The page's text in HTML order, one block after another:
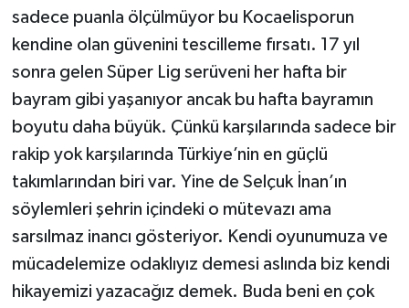
sadece puanla ölçülmüyor bu Kocaelisporun
kendine olan güvenini tescilleme fırsatı. 17 yıl
sonra gelen Süper Lig serüveni her hafta bir
bayram gibi yaşanıyor ancak bu hafta bayramın
boyutu daha büyük. Çünkü karşılarında sadece bir
rakip yok karşılarında Türkiye’nin en güçlü
takımlarından biri var. Yine de Selçuk İnan’ın
söylemleri şehrin içindeki o mütevazı ama
sarsılmaz inancı gösteriyor. Kendi oyunumuza ve
mücadelemize odaklıyız demesi aslında biz kendi
hikayemizi yazacağız demek. Buda beni en çok